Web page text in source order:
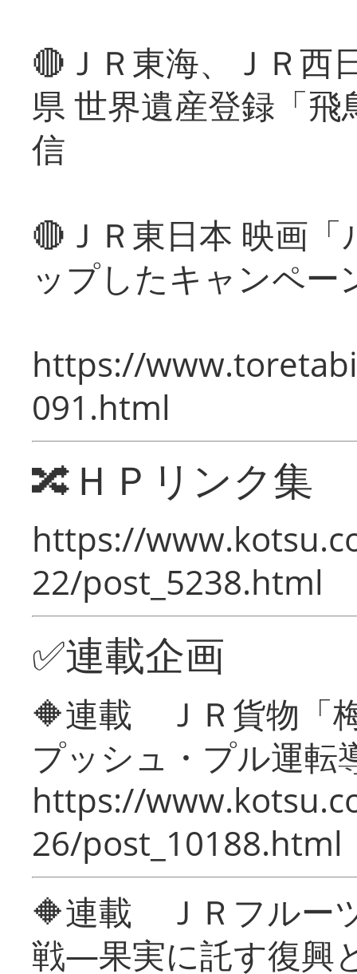
🔴ＪＲ東海、ＪＲ西
県 世界遺産登録「
信
🔴ＪＲ東日本 映画
ップしたキャンペー
https://
091.html
🔀ＨＰリンク集
https://
22/post_5238.html
✅連載企画
🔶連載 ＪＲ貨物「
プッシュ・プル運転
https://
26/post_10188.html
🔶連載 ＪＲフルー
戦―果実に託す復興